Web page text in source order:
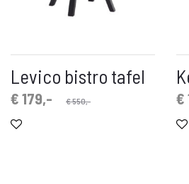
Levico bistro tafel
€550,-
€179,- €
Huidige
prijs